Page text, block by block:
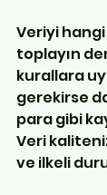
Veriyi
toplayın
kurallara
gerekirse
para gibi
Veri
ve ilkeli